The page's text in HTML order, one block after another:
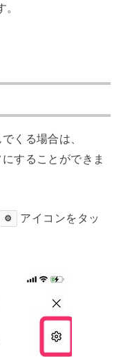
くる場合は、
することができま
⚙
アイコンをタッ